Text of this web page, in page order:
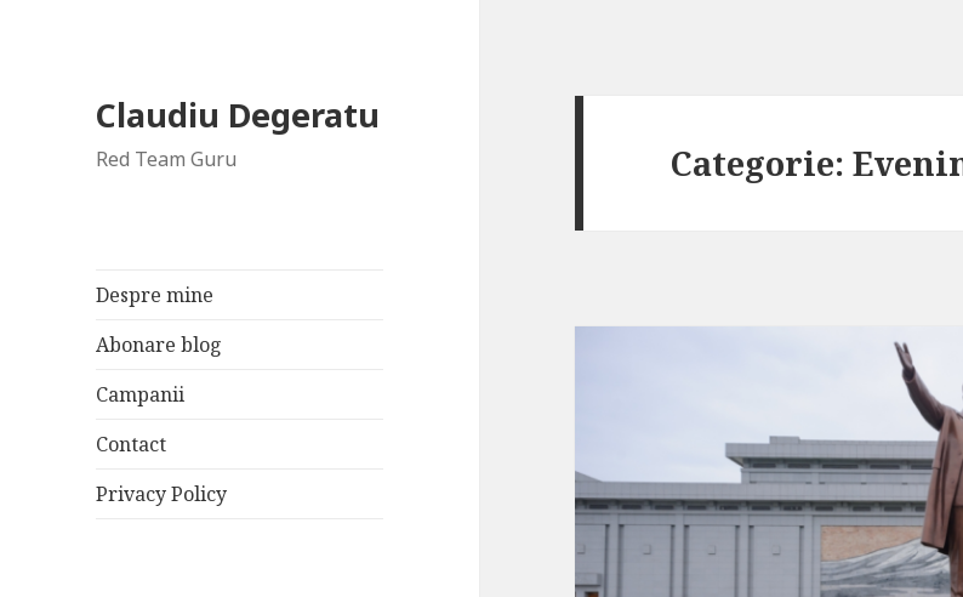
Claudiu Degeratu
Red Team Guru
Despre mine
Abonare blog
Campanii
Contact
Privacy Policy
Categorie: